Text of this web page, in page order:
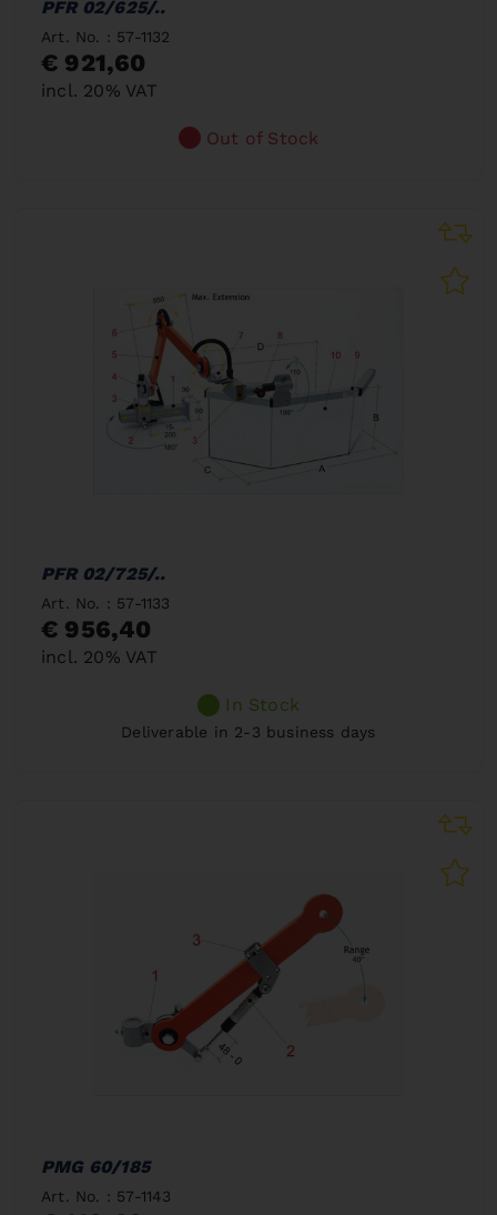
PFR 02/625/..
Art. No. : 57-1132
€ 921,60
incl. 20% VAT
Out of Stock
PFR 02/725/..
Art. No. : 57-1133
€ 956,40
incl. 20% VAT
In Stock
Deliverable in 2-3 business days
PMG 60/185
Art. No. : 57-1143